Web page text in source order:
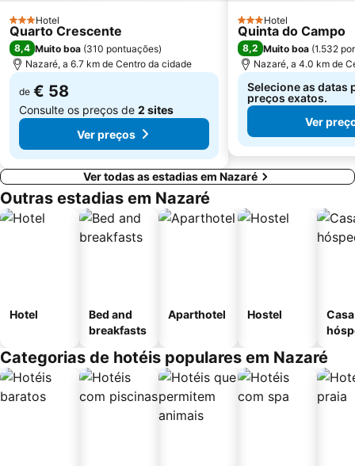
Pia do Urso
Praia de Vale Furado
Pelourinho de Alfeizerão
Praia de São Bernardino
3 Estrelas
Hotel
Quarto Crescente
8,4 Muito boa (310 pontuações)
Nazaré, a 6.7 km de Centro da cidade
de € 58
Consulte os preços de 2 sites
Ver preços
3 Estrelas
Hotel
Quinta do Campo
8,2 Muito boa (1.532
Nazaré, a 4.0 km de
Selecione as datas
preços exatos.
Ver
Ver todas as estadias em Nazaré
Outras estadias em Nazaré
Hotel
Bed and
breakfasts
Aparthotel Hostel
Categorias de hotéis populares em Nazaré